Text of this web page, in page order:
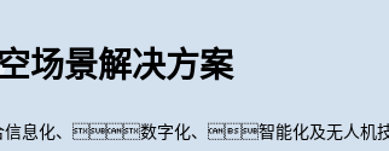
场景解决方案
信息化、数字化、智能化及无人